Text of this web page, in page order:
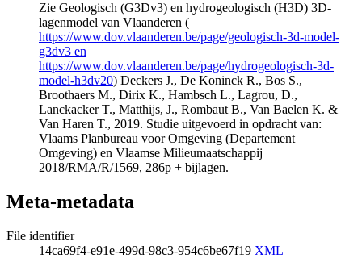
Zie Geologisch (G3Dv3) en hydrogeologisch (H3D) 3D-
lagenmodel van Vlaanderen (
https://www.dov.vlaanderen.be/page/geologisch-3d-model-
g3dv3 en
https://www.dov.vlaanderen.be/page/hydrogeologisch-3d-
model-h3dv20) Deckers J., De Koninck R., Bos S.,
Broothaers M., Dirix K., Hambsch L., Lagrou, D.,
Lanckacker T., Matthijs, J., Rombaut B., Van Baelen K. &
Van Haren T., 2019. Studie uitgevoerd in opdracht van:
Vlaams Planbureau voor Omgeving (Departement
Omgeving) en Vlaamse Milieumaatschappij
2018/RMA/R/1569, 286p + bijlagen.
Meta-metadata
File identifier
14ca69f4-e91e-499d-98c3-954c6be67f19 XML